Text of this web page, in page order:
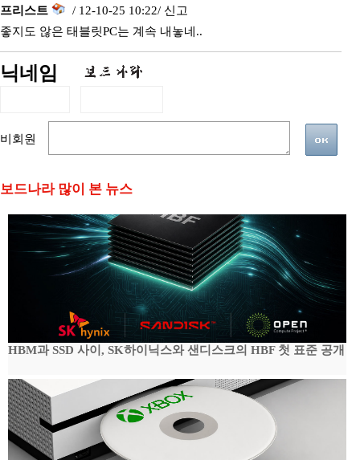
프리스트 / 12-10-25 10:22/ 신고
좋지도 않은 태블릿PC는 계속 내놓네..
닉네임
비회원
보드나라 많이 본 뉴스
HBM과 SSD 사이, SK하이닉스와 샌디스크의 HBF 첫 표준 공개